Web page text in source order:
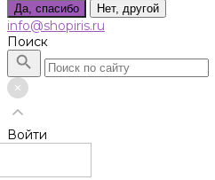
Да, спасибо Нет, другой
info@shopiris.ru
Поиск
Войти